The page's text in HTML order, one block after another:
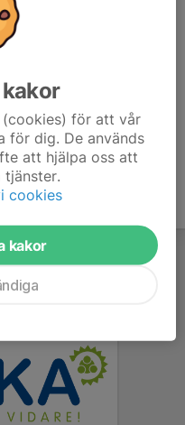
till omklädningsrum.
torsdag kl
för att vår
för dig. De används
att hjälpa oss att
cookies
kakor